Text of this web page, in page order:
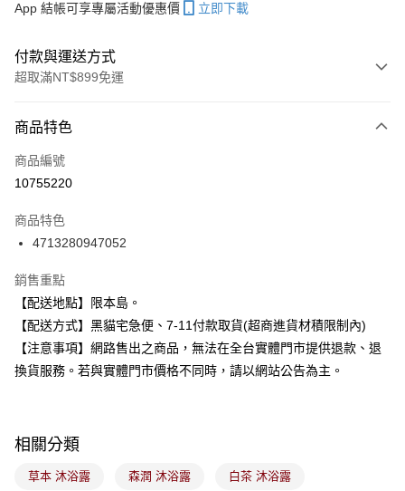
App 結帳可享專屬活動優惠價 立即下載
付款與運送方式
超取滿NT$899免運
信用卡一次付款
信用卡分期付款
合作金庫商業銀行
華南商業銀行
國泰世華商業銀行
臺灣中小企業銀行
匯豐（台灣）商業銀行
華泰商業銀行
聯邦商業銀行
遠東國際商業銀行
元大商業銀行
永豐商業銀行
Apple Pay
街口支付
悠遊付
全盈+PAY
大哥付你分期
商品特色
商品編號
10755220
商品特色
4713280947052
銷售重點
【配送地點】限本島。
【配送方式】黑貓宅急便、7-11付款取貨(超商進貨材積限制內)
【注意事項】網路售出之商品，無法在全台實體門市提供退款、退
換貨服務。若與實體門市價格不同時，請以網站公告為主。
相關分類
草本 沐浴露 森潤 沐浴露 白茶 沐浴露